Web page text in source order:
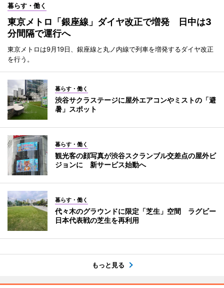
暮らす・働く
東京メトロ「銀座線」ダイヤ改正で増発 日中は3
分間隔で運行へ
東京メトロは9月19日、銀座線と丸ノ内線で列車を増発するダイヤ改正
を行う。
暮らす・働く
渋谷サクラステージに屋外エアコンやミストの「避
暑」スポット
暮らす・働く
観光客の顔写真が渋谷スクランブル交差点の屋外ビ
ジョンに 新サービス始動へ
暮らす・働く
代々木のグラウンドに限定「芝生」空間 ラグビー
日本代表戦の芝生を再利用
もっと見る